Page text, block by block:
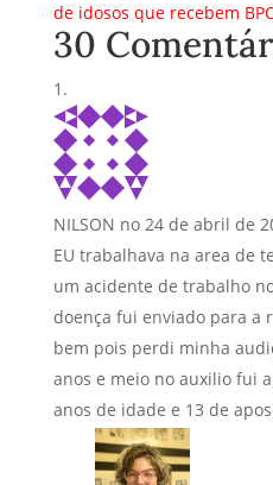
de idosos que recebem
30
NILSON no 24 de abril de
EU trabalhava na area de
um acidente de trabalho
doença fui enviado para a
bem pois perdi minha
anos e meio no auxilio fui
anos de idade e 13 de